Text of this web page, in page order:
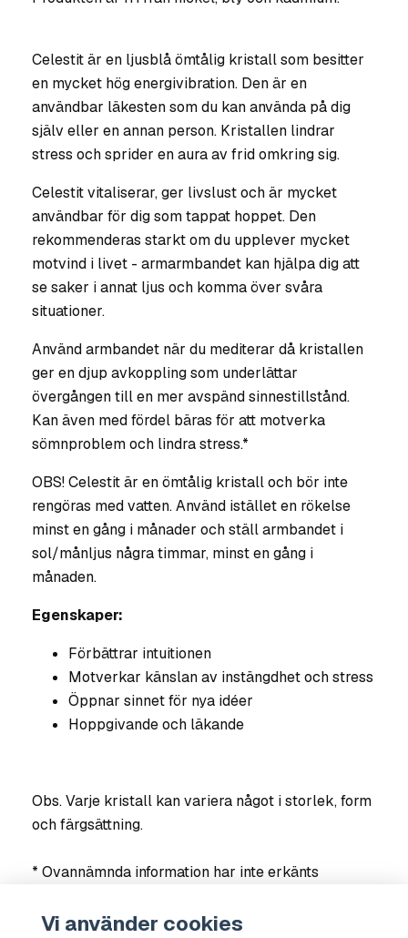
Celestit är en ljusblå ömtålig kristall som besitter
en mycket hög energivibration. Den är en
användbar läkesten som du kan använda på dig
själv eller en annan person. Kristallen lindrar
stress och sprider en aura av frid omkring sig.
Celestit vitaliserar, ger livslust och är mycket
användbar för dig som tappat hoppet. Den
rekommenderas starkt om du upplever mycket
motvind i livet - armarmbandet kan hjälpa dig att
se saker i annat ljus och komma över svåra
situationer.
Använd armbandet när du mediterar då kristallen
ger en djup avkoppling som underlättar
övergången till en mer avspänd sinnestillstånd.
Kan även med fördel bäras för att motverka
sömnproblem och lindra stress.*
OBS! Celestit är en ömtålig kristall och bör inte
rengöras med vatten. Använd istället en rökelse
minst en gång i månader och ställ armbandet i
sol/månljus några timmar, minst en gång i
månaden.
Egenskaper:
Förbättrar intuitionen
Motverkar känslan av instängdhet och stress
Öppnar sinnet för nya idéer
Hoppgivande och läkande
Obs. Varje kristall kan variera något i storlek, form
och färgsättning.
* Ovannämnda information har inte erkänts
resultat från användare och terapeuter. Om du är
Vi använder cookies